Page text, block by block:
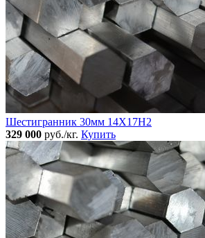
Шестигранник 30мм 14Х17Н2
329 000 руб./кг. Купить